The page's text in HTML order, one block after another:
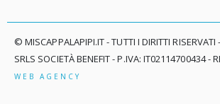
© MISCAPPALAPIPI.IT - TUTTI I DIRITTI RISERVATI
SRLS SOCIETÀ BENEFIT - P.IVA: IT02114700434 -
WEB AGENCY